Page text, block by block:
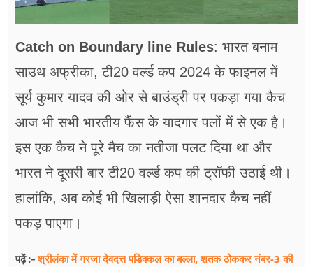
Catch on Boundary line Rules: भारत बनाम
साउथ अफ्रीका, टी20 वर्ल्ड कप 2024 के फाइनल में
सूर्य कुमार यादव की ओर से बाउंड्री पर पकड़ा गया कैच
आज भी सभी भारतीय फैंस के यादगार पलों में से एक है।
इस एक कैच ने पूरे मैच का नतीजा पलट दिया था और
भारत ने दूसरी बार टी20 वर्ल्ड कप की ट्रॉफी उठाई थी।
हालांकि, अब कोई भी खिलाड़ी ऐसा शानदार कैच नहीं
पकड़ पाएगा।
पढ़ें :-श्रीलंका में गरजा देवदत्त पडिक्कल का बल्ला, शतक ठोककर नंबर-3 की